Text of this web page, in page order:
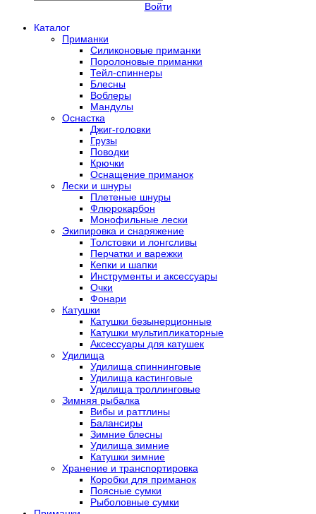
Войти
Каталог
Приманки
Силиконовые приманки
Поролоновые приманки
Тейл-спиннеры
Блесны
Воблеры
Мандулы
Оснастка
Джиг-головки
Грузы
Поводки
Крючки
Оснащение приманок
Лески и шнуры
Плетеные шнуры
Флюрокарбон
Монофильные лески
Экипировка и снаряжение
Толстовки и лонгсливы
Перчатки и варежки
Кепки и шапки
Инструменты и аксессуары
Очки
Фонари
Катушки
Катушки безынерционные
Катушки мультипликаторные
Аксессуары для катушек
Удилища
Удилища спиннинговые
Удилища кастинговые
Удилища троллинговые
Зимняя рыбалка
Вибы и раттлины
Балансиры
Зимние блесны
Удилища зимние
Катушки зимние
Хранение и транспортировка
Коробки для приманок
Поясные сумки
Рыболовные сумки